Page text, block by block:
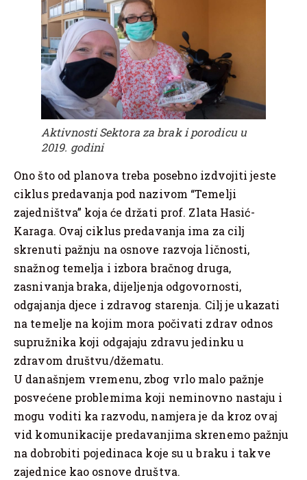
Aktivnosti Sektora za brak i porodicu u
2019. godini
Ono što od planova treba posebno izdvojiti jeste
ciklus predavanja pod nazivom “Temelji
zajedništva” koja će držati prof. Zlata Hasić-
Karaga. Ovaj ciklus predavanja ima za cilj
skrenuti pažnju na osnove razvoja ličnosti,
snažnog temelja i izbora bračnog druga,
zasnivanja braka, dijeljenja odgovornosti,
odgajanja djece i zdravog starenja. Cilj je ukazati
na temelje na kojim mora počivati zdrav odnos
supružnika koji odgajaju zdravu jedinku u
zdravom društvu/džematu.
U današnjem vremenu, zbog vrlo malo pažnje
posvećene problemima koji neminovno nastaju i
mogu voditi ka razvodu, namjera je da kroz ovaj
vid komunikacije predavanjima skrenemo pažnju
na dobrobiti pojedinaca koje su u braku i takve
zajednice kao osnove društva.